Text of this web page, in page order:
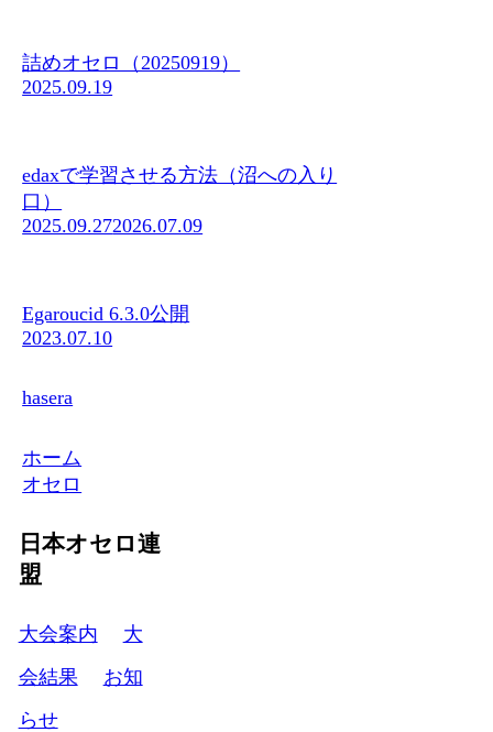
詰めオセロ（20250919）
2025.09.19
edaxで学習させる方法（沼への入り
口）
2025.09.272026.07.09
Egaroucid 6.3.0公開
2023.07.10
hasera
ホーム
オセロ
日本オセロ連
盟
大会案内
大
会結果
お知
らせ